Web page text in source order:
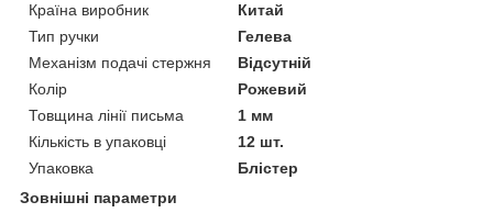
Країна виробник
Китай
Тип ручки
Гелева
Механізм подачі стержня
Відсутній
Колір
Рожевий
Товщина лінії письма
1 мм
Кількість в упаковці
12 шт.
Упаковка
Блістер
Зовнішні параметри